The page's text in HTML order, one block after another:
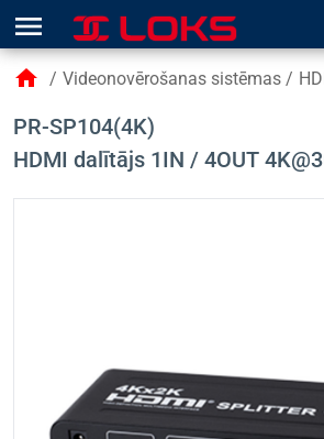
menu
home / Videonovērošanas sistēmas /
PR-SP104(4K)
HDMI dalītājs 1IN / 4OUT